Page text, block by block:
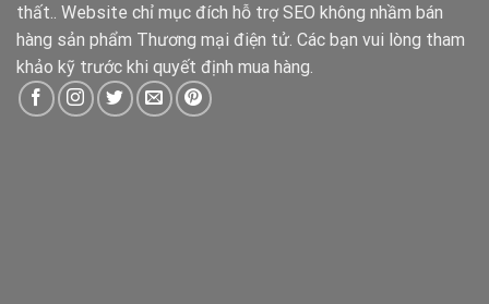
thất.. Website chỉ mục đích hỗ trợ SEO không nhầm bán
hàng sản phẩm Thương mại điện tử. Các bạn vui lòng tham
khảo kỹ trước khi quyết định mua hàng.